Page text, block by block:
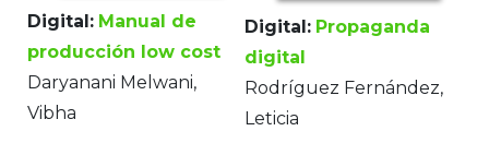
Digital: Manual de
producción low cost
Daryanani Melwani,
Vibha
Digital: Propaganda
digital
Rodríguez Fernández,
Leticia